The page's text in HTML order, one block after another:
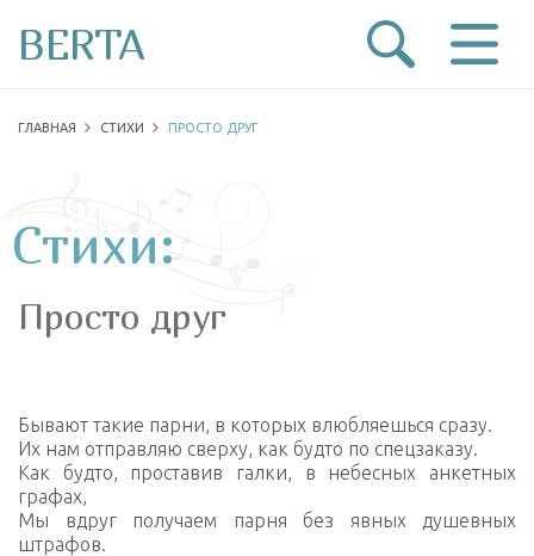
BERTA
ГЛАВНАЯ СТИХИ ПРОСТО ДРУГ
Стихи:
Просто друг
Бывают такие парни, в которых влюбляешься сразу.
Их нам отправляю сверху, как будто по спецзаказу.
Как будто, проставив галки, в небесных анкетных
графах,
Мы вдруг получаем парня без явных душевных
штрафов.